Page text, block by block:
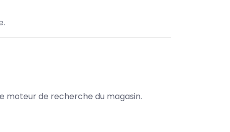
moteur de recherche du magasin.